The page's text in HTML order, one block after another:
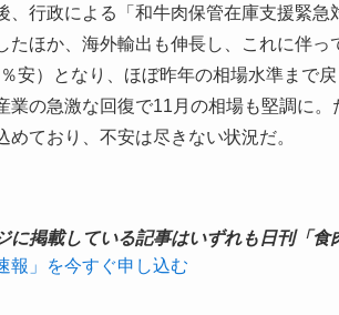
行政による「和牛肉保管在庫支援緊急
たほか、海外輸出も伸長し、これに伴
安）となり、ほぼ昨年の相場水準まで
の急激な回復で11月の相場も堅調に
めており、不安は尽きない状況だ。
に掲載している記事はいずれも日刊「
報」を今すぐ申し込む